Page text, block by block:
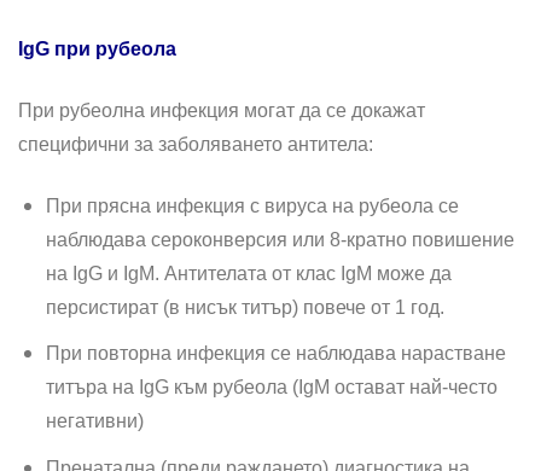
IgG при рубеола
При рубеолна инфекция могат да се докажат
специфични за заболяването антитела:
При прясна инфекция с вируса на рубеола се
наблюдава сероконверсия или 8-кратно повишение
на IgG и IgM. Антителата от клас IgM може да
персистират (в нисък титър) повече от 1 год.
При повторна инфекция се наблюдава нарастване
титъра на IgG към рубеола (IgM остават най-често
негативни)